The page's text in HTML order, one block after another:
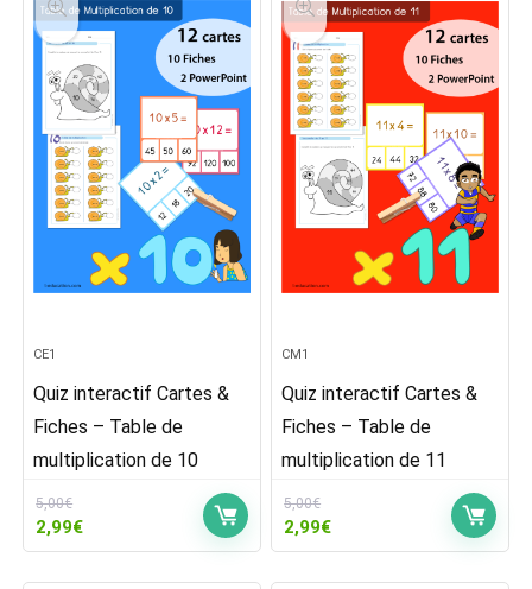
CE1
Quiz interactif Cartes &
Fiches – Table de
multiplication de 10
5,00€
Le
prix
2,99€Le
prix
CM1
Quiz interactif Cartes &
Fiches – Table de
multiplication de 11
5,00€
Le
prix
2,99€Le
prix